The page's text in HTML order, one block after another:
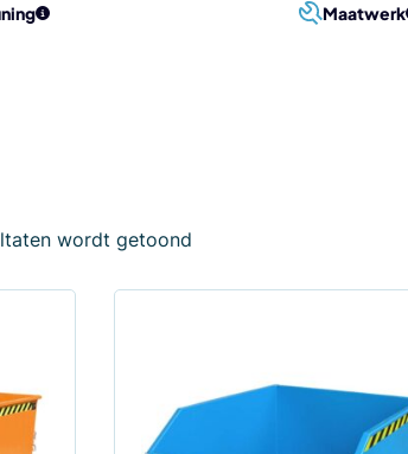
Maatwerk
wordt getoondGesorteerd
populariteit
meerdere